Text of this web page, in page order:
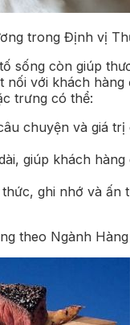
trong Định vị
sống còn giúp
nối với khách hàng
trưng có thể:
chuyện và giá trị
giúp khách
ghi nhớ và ấn
theo Ngành Hàng